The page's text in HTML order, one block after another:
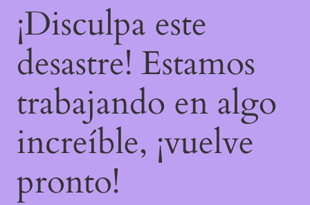
¡Disculpa este
desastre! Estamos
trabajando en algo
increíble, ¡vuelve
pronto!